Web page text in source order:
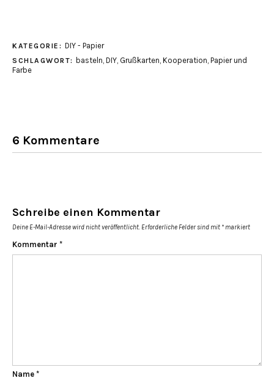
KATEGORIE: DIY - Papier
SCHLAGWORT: basteln DIY Grußkarten Kooperation Papier und
Farbe
6 Kommentare
Schreibe einen Kommentar
Deine E-Mail-Adresse wird nicht veröffentlicht. Erforderliche Felder sind mit * markiert
Kommentar *
Name *